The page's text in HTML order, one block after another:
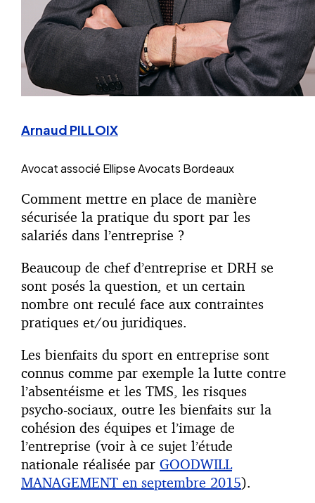
Arnaud PILLOIX
Avocat associé Ellipse Avocats Bordeaux
Comment mettre en place de manière
sécurisée la pratique du sport par les
salariés dans l’entreprise ?
Beaucoup de chef d’entreprise et DRH se
sont posés la question, et un certain
nombre ont reculé face aux contraintes
pratiques et/ou juridiques.
Les bienfaits du sport en entreprise sont
connus comme par exemple la lutte contre
l’absentéisme et les TMS, les risques
psycho-sociaux, outre les bienfaits sur la
cohésion des équipes et l’image de
l’entreprise (voir à ce sujet l’étude
nationale réalisée par GOODWILL
MANAGEMENT en septembre 2015).